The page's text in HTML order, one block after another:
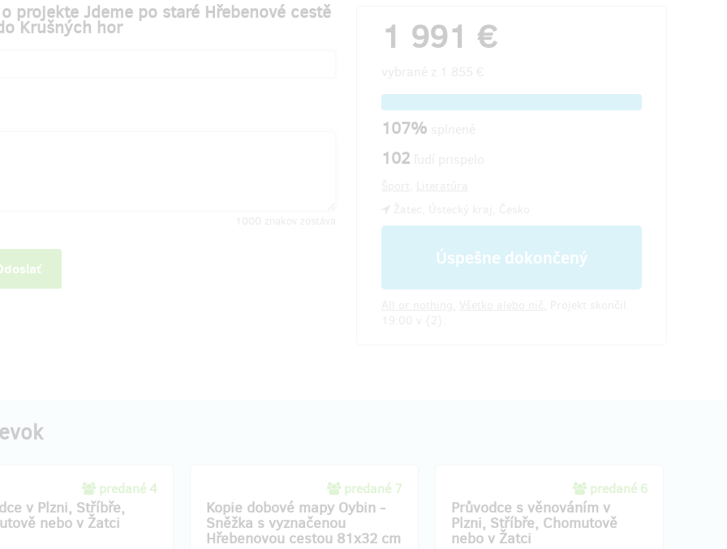
projekte Jdeme po staré Hřebenové cestě
Krušných hor 1 991 €
107%
102
Úspešne dokončený
predané 4
v Plzni, Stříbře,
nebo v Žatci
predané 7
Kopie dobové mapy Oybin -
Sněžka s vyznačenou
Hřebenovou cestou 81x32 cm
predané 6
Průvodce s věnováním v
Plzni, Stříbře, Chomutově
nebo v Žatci